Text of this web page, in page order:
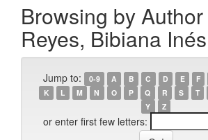
Browsing by
Reyes, Bibiana Inés
Jump to: 0-9 A B C D E F
K
L M N O P Q R S T
Y
Z
or enter first few letters: